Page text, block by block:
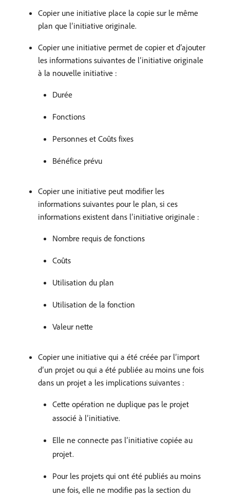
Copier une initiative place la copie sur le même
plan que l’initiative originale.
Copier une initiative permet de copier et d’ajouter
les informations suivantes de l’initiative originale
à la nouvelle initiative :
Durée
Fonctions
Personnes et Coûts fixes
Bénéfice prévu
Copier une initiative peut modifier les
informations suivantes pour le plan, si ces
informations existent dans l’initiative originale :
Nombre requis de fonctions
Coûts
Utilisation du plan
Utilisation de la fonction
Valeur nette
Copier une initiative qui a été créée par l’import
d’un projet ou qui a été publiée au moins une fois
dans un projet a les implications suivantes :
Cette opération ne duplique pas le projet
associé à l’initiative.
Elle ne connecte pas l’initiative copiée au
projet.
Pour les projets qui ont été publiés au moins
une fois, elle ne modifie pas la section du